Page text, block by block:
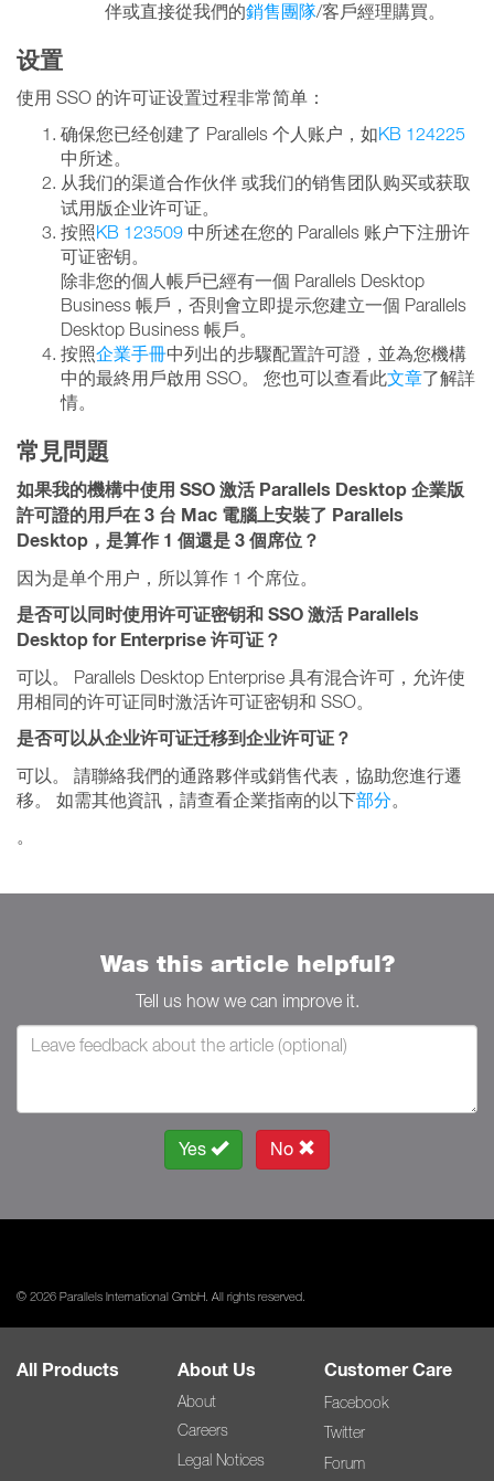
伴或直接從我們的銷售團隊/客戶經理購買。
设置
使用 SSO 的许可证设置过程非常简单：
确保您已经创建了 Parallels 个人账户，如KB 124225
中所述。
从我们的渠道合作伙伴 或我们的销售团队购买或获取
试用版企业许可证。
按照KB 123509 中所述在您的 Parallels 账户下注册许
可证密钥。
除非您的個人帳戶已經有一個 Parallels Desktop
Business 帳戶，否則會立即提示您建立一個 Parallels
Desktop Business 帳戶。
按照企業手冊中列出的步驟配置許可證，並為您機構
中的最終用戶啟用 SSO。 您也可以查看此文章了解詳
情。
常見問題
如果我的機構中使用 SSO 激活 Parallels Desktop 企業版
許可證的用戶在 3 台 Mac 電腦上安裝了 Parallels
Desktop，是算作 1 個還是 3 個席位？
因为是单个用户，所以算作 1 个席位。
是否可以同时使用许可证密钥和 SSO 激活 Parallels
Desktop for Enterprise 许可证？
可以。 Parallels Desktop Enterprise 具有混合许可，允许使
用相同的许可证同时激活许可证密钥和 SSO。
是否可以从企业许可证迁移到企业许可证？
可以。 請聯絡我們的通路夥伴或銷售代表，協助您進行遷
移。 如需其他資訊，請查看企業指南的以下部分。
。
Was this article helpful?
Tell us how we can improve it.
Yes No
© 2026 Parallels International GmbH. All rights reserved.
All Products About Us
About
Careers
Legal Notices
Customer Care
Facebook
Twitter
Forum